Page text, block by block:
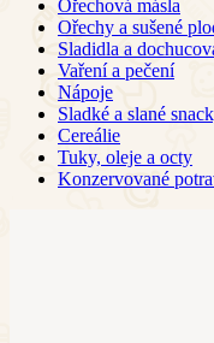
Ořechová másla
Ořechy a sušené
Sladidla a
Vaření a pečení
Nápoje
Sladké a slané
Cereálie
Tuky, oleje a octy
Konzervované